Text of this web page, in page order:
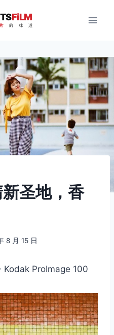
FiLM
片 的 味 道
圣地，香
8 月 15 日
ProImage 100